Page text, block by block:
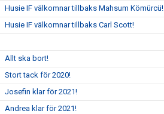
Husie IF välkomnar tillbaks Mahsum Kömürcü!
Husie IF välkomnar tillbaks Carl Scott!
Allt ska bort!
Stort tack för 2020!
Josefin klar för 2021!
Andrea klar för 2021!